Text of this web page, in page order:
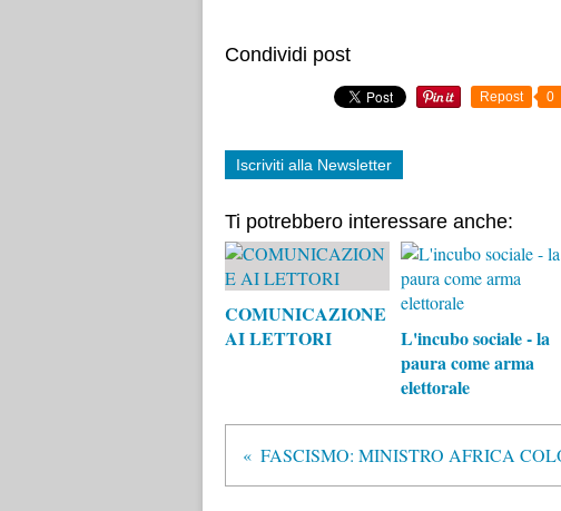
Condividi post
Repost 0
Iscriviti alla Newsletter
Ti potrebbero interessare anche:
COMUNICAZIONE
AI LETTORI
L'incubo sociale - la
paura come arma
elettorale